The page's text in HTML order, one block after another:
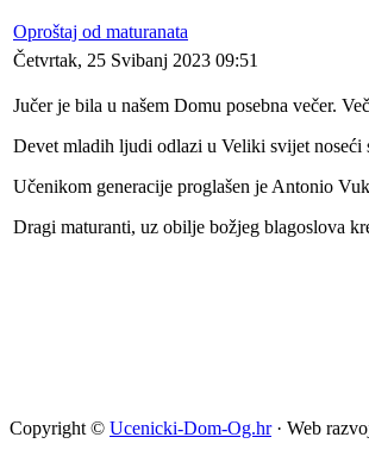
Oproštaj od maturanata
Četvrtak, 25 Svibanj 2023 09:51
Jučer je bila u našem Domu posebna večer.
Devet mladih ljudi odlazi u Veliki svijet noseći
Učenikom generacije proglašen je Antonio
Dragi maturanti, uz obilje božjeg blagoslova
Copyright © Ucenicki-Dom-Og.hr· Web